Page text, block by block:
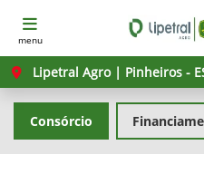
menu
Lipetral Agro | Pinheiros -
Consórcio